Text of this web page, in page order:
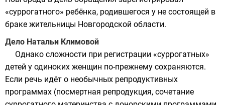
«суррогатного» ребёнка, родившегося у не состоящей в
браке жительницы Новгородской области.
Дело Натальи Климовой
Однако сложности при регистрации «суррогатных»
детей у одиноких женщин по-прежнему сохраняются.
Если речь идёт о необычных репродуктивных
программах (посмертная репродукция, сочетание